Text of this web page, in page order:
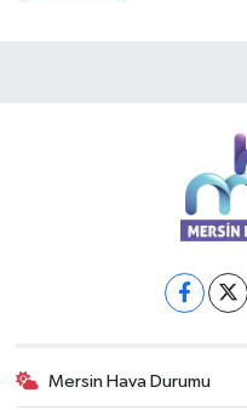
Mersin Hava Durumu